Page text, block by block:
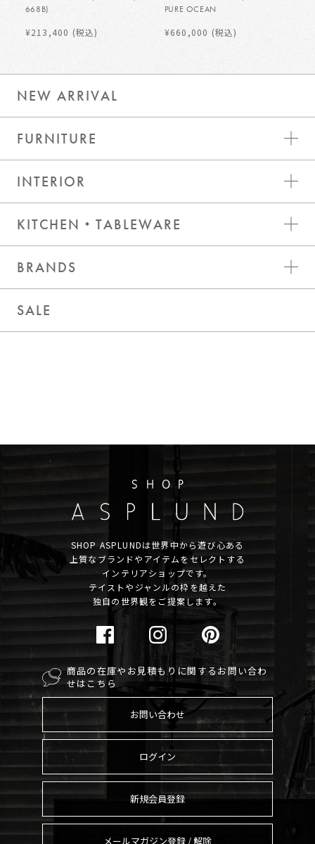
668B)
¥213,400 (税込)
PURE OCEAN
¥660,000 (税込)
NEW ARRIVAL
FURNITURE
INTERIOR
KITCHEN・TABLEWARE
BRANDS
SALE
SHOP ASPLUNDは世界中から遊び心ある
上質なブランドやアイテムをセレクトする
インテリアショップです。
テイストやジャンルの枠を越えた
独自の世界観をご提案します。
商品の在庫やお見積もりに関するお問い合わ
せはこちら
お問い合わせ
ログイン
新規会員登録
メールマガジン登録 / 解除